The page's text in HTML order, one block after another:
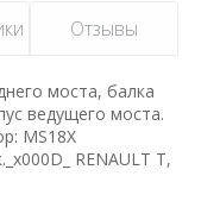
Отзывы
моста, балка
ведущего моста.
MS18X
RENAULT T,